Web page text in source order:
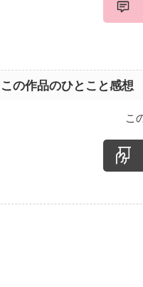
この作品のひとこと感想
こ